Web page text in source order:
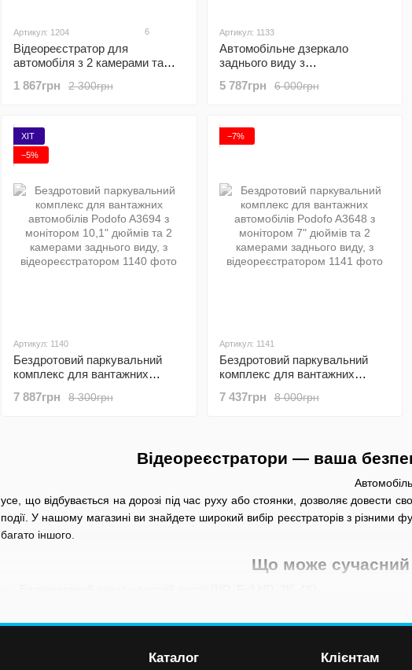
Відеореєстратори — ваша
усе, що відбувається на дорозі під час руху або стоянки, дозволяє довести
події. У нашому магазині ви знайдете широкий вибір реєстраторів з різними
багато іншого.
Що може сучасний
Нічне бачення для зйомки в темну пору доби
Артикул: 1204 6
Відеореєстратор для
автомобіля з 2 камерами та
лобове скло, FullHD 1440P
2 300грн
1 867грн
Артикул: 1133
Автомобільне дзеркало
заднього виду з
W8177, з камерою заднього
6 000грн
5 787грн
ХІТ
−5%
Артикул: 1140
Бездротовий паркувальний
комплекс для вантажних
монітором 10,1" дюймів та 2
8 300грн
7 887грн
−7%
Артикул: 1141
Бездротовий паркувальний
комплекс для вантажних
монітором 7" дюймів та 2
8 000грн
7 437грн
Каталог Клієнтам